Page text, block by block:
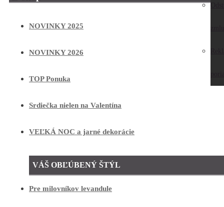
NOVINKY 2025
NOVINKY 2026
TOP Ponuka
Srdiečka nielen na Valentína
VEĽKÁ NOC a jarné dekorácie
VÁŠ OBĽÚBENÝ ŠTÝL
Pre milovníkov levandule